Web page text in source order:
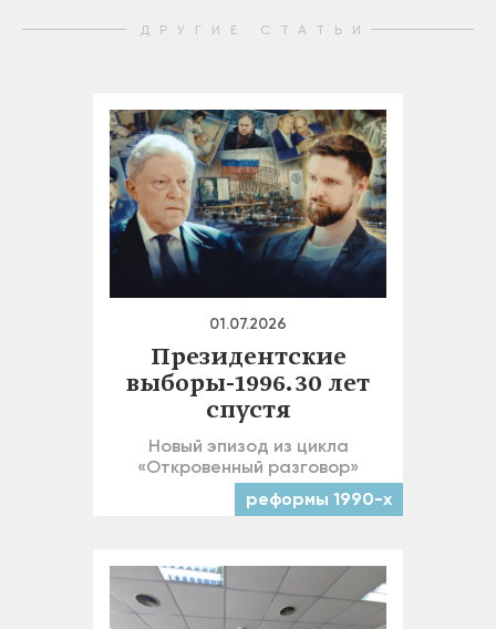
ДРУГИЕ СТАТЬИ
01.07.2026
Президентские
выборы-1996. 30 лет
спустя
Новый эпизод из цикла
«Откровенный разговор»
реформы 1990-х